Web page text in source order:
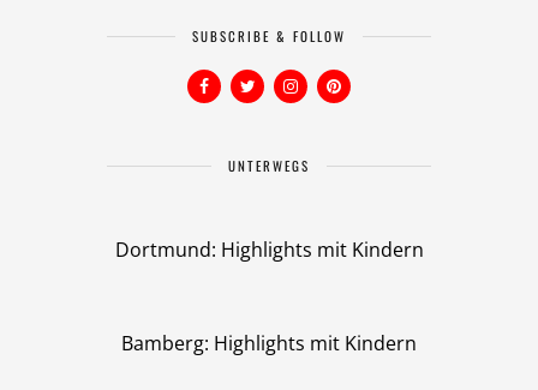
SUBSCRIBE & FOLLOW
UNTERWEGS
Dortmund: Highlights mit Kindern
Bamberg: Highlights mit Kindern